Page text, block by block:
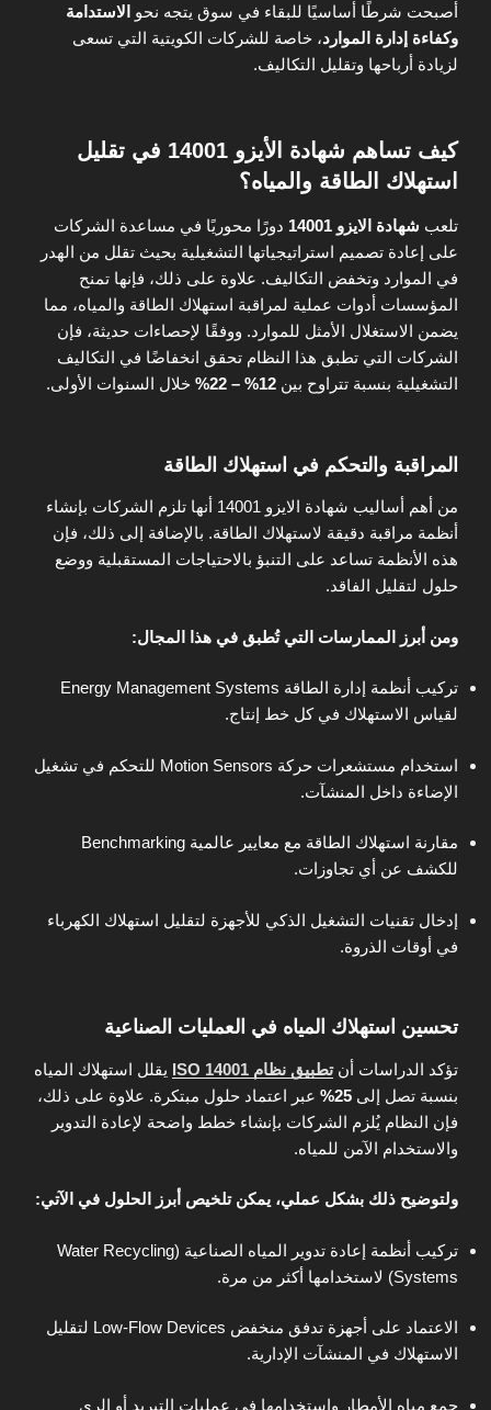
أصبحت شرطًا أساسيًا للبقاء في سوق يتجه نحو الاستدامة
وكفاءة إدارة الموارد، خاصة للشركات الكويتية التي تسعى
لزيادة أرباحها وتقليل التكاليف.
كيف تساهم شهادة الأيزو 14001 في
تقليل
استهلاك الطاقة والمياه؟
تلعب شهادة الايزو 14001
دورًا محوريًا في مساعدة الشركات
على إعادة تصميم استراتيجياتها التشغيلية بحيث تقلل من الهدر
في الموارد وتخفض التكاليف. علاوة على ذلك، فإنها تمنح
المؤسسات أدوات عملية لمراقبة استهلاك الطاقة والمياه، مما
يضمن الاستغلال الأمثل للموارد. ووفقًا لإحصاءات حديثة، فإن
الشركات التي تطبق هذا النظام تحقق انخفاضًا في التكاليف
التشغيلية بنسبة تتراوح بين 12% – 22% خلال السنوات الأولى.
المراقبة والتحكم في استهلاك الطاقة
من أهم أساليب شهادة الايزو 14001 أنها تلزم الشركات بإنشاء
أنظمة مراقبة دقيقة لاستهلاك الطاقة. بالإضافة إلى ذلك، فإن
هذه الأنظمة تساعد على التنبؤ بالاحتياجات المستقبلية ووضع
حلول لتقليل الفاقد.
ومن أبرز الممارسات التي تُطبق في هذا المجال:
تركيب أنظمة إدارة الطاقة Energy Management Systems
لقياس الاستهلاك في كل خط إنتاج.
استخدام مستشعرات حركة Motion Sensors للتحكم في تشغيل
الإضاءة داخل المنشآت.
مقارنة استهلاك الطاقة مع معايير عالمية Benchmarking
للكشف عن أي تجاوزات.
إدخال تقنيات التشغيل الذكي للأجهزة لتقليل استهلاك الكهرباء
في أوقات الذروة.
تحسين استهلاك المياه في العمليات الصناعية
تؤكد الدراسات أنتطبيق نظام ISO 14001
يقلل استهلاك المياه
بنسبة تصل إلى 25%
عبر اعتماد حلول مبتكرة. علاوة على ذلك،
فإن النظام يُلزم الشركات بإنشاء خطط واضحة لإعادة التدوير
والاستخدام الآمن للمياه.
ولتوضيح ذلك بشكل عملي، يمكن تلخيص أبرز الحلول في الآتي:
تركيب أنظمة إعادة تدوير المياه الصناعية (Water Recycling
Systems) لاستخدامها أكثر من مرة.
الاعتماد على أجهزة تدفق منخفض Low-Flow Devices لتقليل
الاستهلاك في المنشآت الإدارية.
جمع مياه الأمطار واستخدامها في عمليات التبريد أو الري